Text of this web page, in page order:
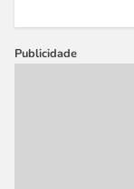
Publicidade